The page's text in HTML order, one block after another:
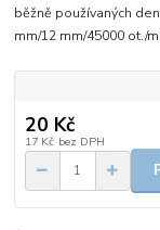
běžně používaných
mm/12 mm/45000 ot./
20 Kč
17 Kč bez DPH